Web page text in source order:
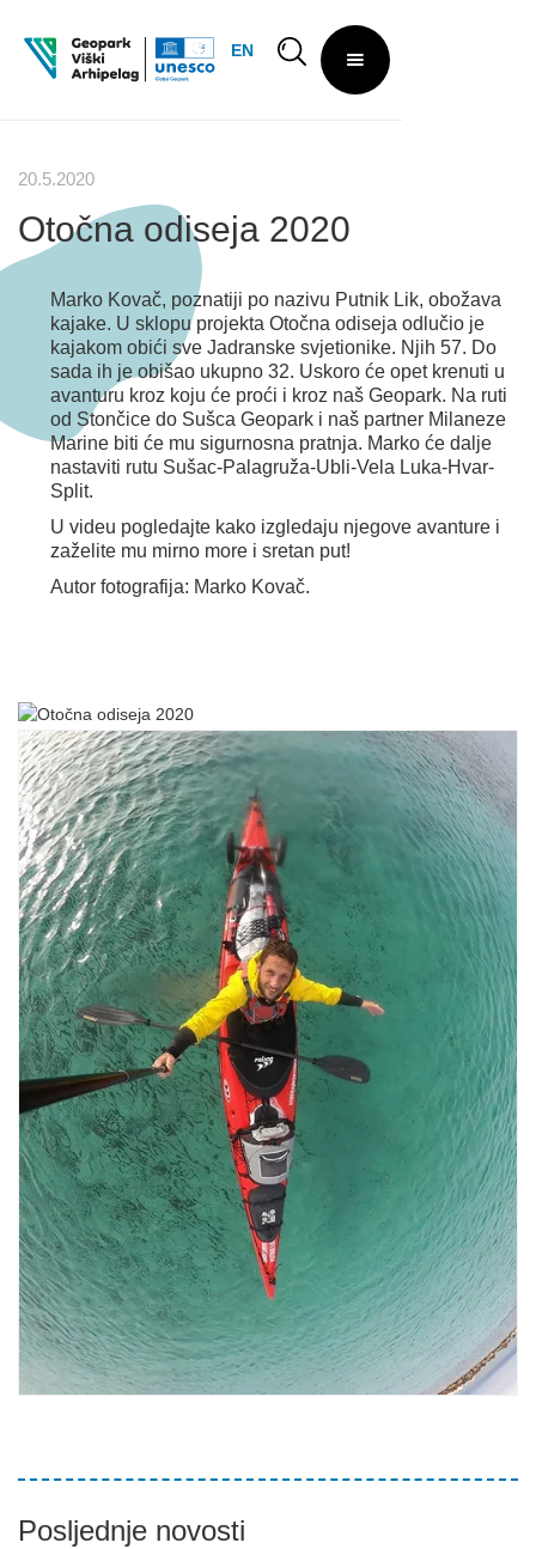
EN
20.5.2020
Otočna odiseja 2020
Marko Kovač, poznatiji po nazivu Putnik Lik, obožava
kajake. U sklopu projekta Otočna odiseja odlučio je
kajakom obići sve Jadranske svjetionike. Njih 57. Do
sada ih je obišao ukupno 32. Uskoro će opet krenuti u
avanturu kroz koju će proći i kroz naš Geopark. Na ruti
od Stončice do Sušca Geopark i naš partner Milaneze
Marine biti će mu sigurnosna pratnja. Marko će dalje
nastaviti rutu Sušac-Palagruža-Ubli-Vela Luka-Hvar-
Split.
U videu pogledajte kako izgledaju njegove avanture i
zaželite mu mirno more i sretan put!
Autor fotografija: Marko Kovač.
Posljednje novosti